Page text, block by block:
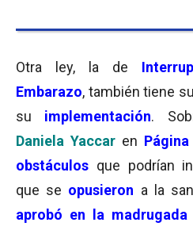
Otra ley, la de
Embarazo, también tiene
su implementación.
Daniela Yaccar en
obstáculos que podrían
que se opusieron a la
aprobó en la